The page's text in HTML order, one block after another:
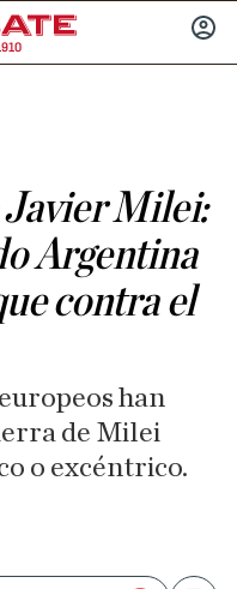
Javier Milei:
Argentina
contra el
han
de Milei
o excéntrico.